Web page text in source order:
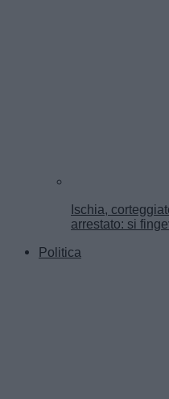
Ischia,
arrestato: si
Politica